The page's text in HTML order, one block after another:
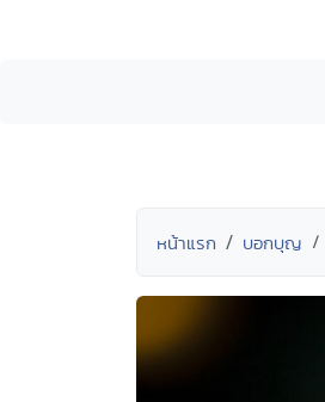
หน้าแรก บอกบุญ